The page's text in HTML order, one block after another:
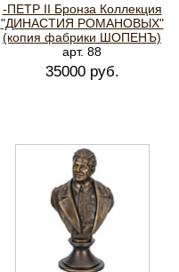
-ПЕТР II Бронза Коллекция
"ДИНАСТИЯ РОМАНОВЫХ"
(копия фабрики ШОПЕНЪ)
арт. 88
35000 руб.